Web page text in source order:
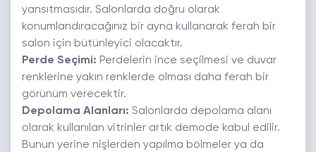
yansıtmasıdır. Salonlarda doğru olarak
konumlandıracağınız bir ayna kullanarak ferah bir
salon için bütünleyici olacaktır.
Perde Seçimi: Perdelerin ince seçilmesi ve duvar
renklerine yakın renklerde olması daha ferah bir
görünüm verecektir.
Depolama Alanları: Salonlarda depolama alanı
olarak kullanılan vitrinler artık demode kabul edilir.
Bunun yerine nişlerden yapılma bölmeler ya da